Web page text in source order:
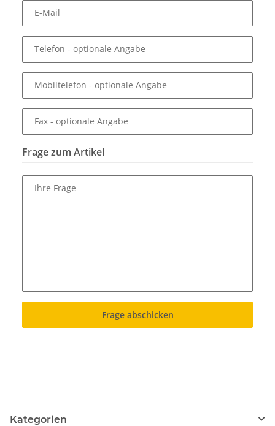
E-Mail
Telefon - optionale Angabe
Mobiltelefon - optionale Angabe
Fax - optionale Angabe
Frage zum Artikel
Ihre Frage
Frage abschicken
Kategorien